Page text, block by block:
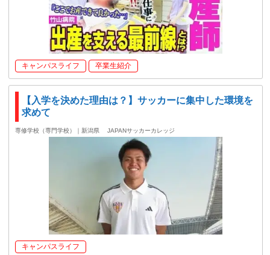
キャンパスライフ 卒業生紹介
【入学を決めた理由は？】サッカーに集中した環境を
求めて
専修学校（専門学校）｜新潟県 JAPANサッカーカレッジ
キャンパスライフ